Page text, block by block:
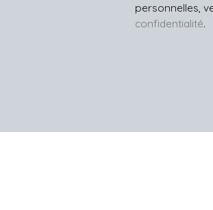
personnelles,
confidentialité.